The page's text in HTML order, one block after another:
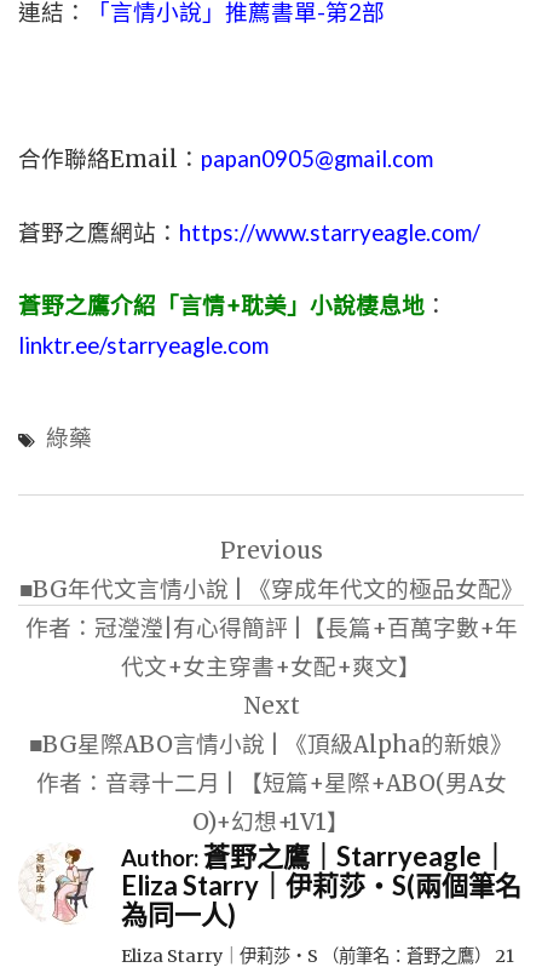
連結： 「言情小說」推薦書單-第2部
合作聯絡Email： papan0905@gmail.com
蒼野之鷹網站： https://www.starryeagle.com/
蒼野之鷹介紹「言情+耽美」小說棲息地 ：
linktr.ee/starryeagle.com
綠藥
導
覽
Previous
■BG年代文言情小說 | 《穿成年代文的極品女配》
作者：冠瀅瀅|有心得簡評 |【長篇+百萬字數+年
代文+女主穿書+女配+爽文】
Next
■BG星際ABO言情小說 | 《頂級Alpha的新娘》
作者：音尋十二月 | 【短篇+星際+ABO(男A女
O)+幻想+1V1】
Author:蒼野之鷹｜Starryeagle｜
Eliza Starry｜伊莉莎・S(兩個筆名
為同一人)
Eliza Starry｜伊莉莎・S （前筆名：蒼野之鷹） 21